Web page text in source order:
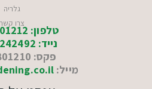
גלריה
צרו קשר
טלפון: 04-6801212
נייד: 050-2242492
פקס: 04-6801210
מייל: